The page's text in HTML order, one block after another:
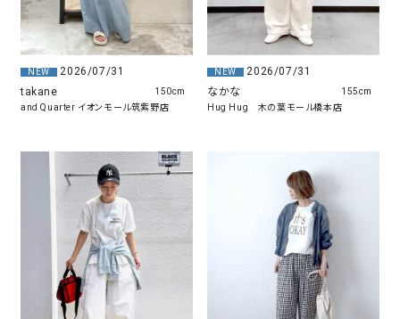
NEW
2026/07/31
takane
and Quarter イオンモール筑紫野店
150cm
NEW
2026/07/31
なかな
Hug Hug 木の葉モール橋本店
155cm